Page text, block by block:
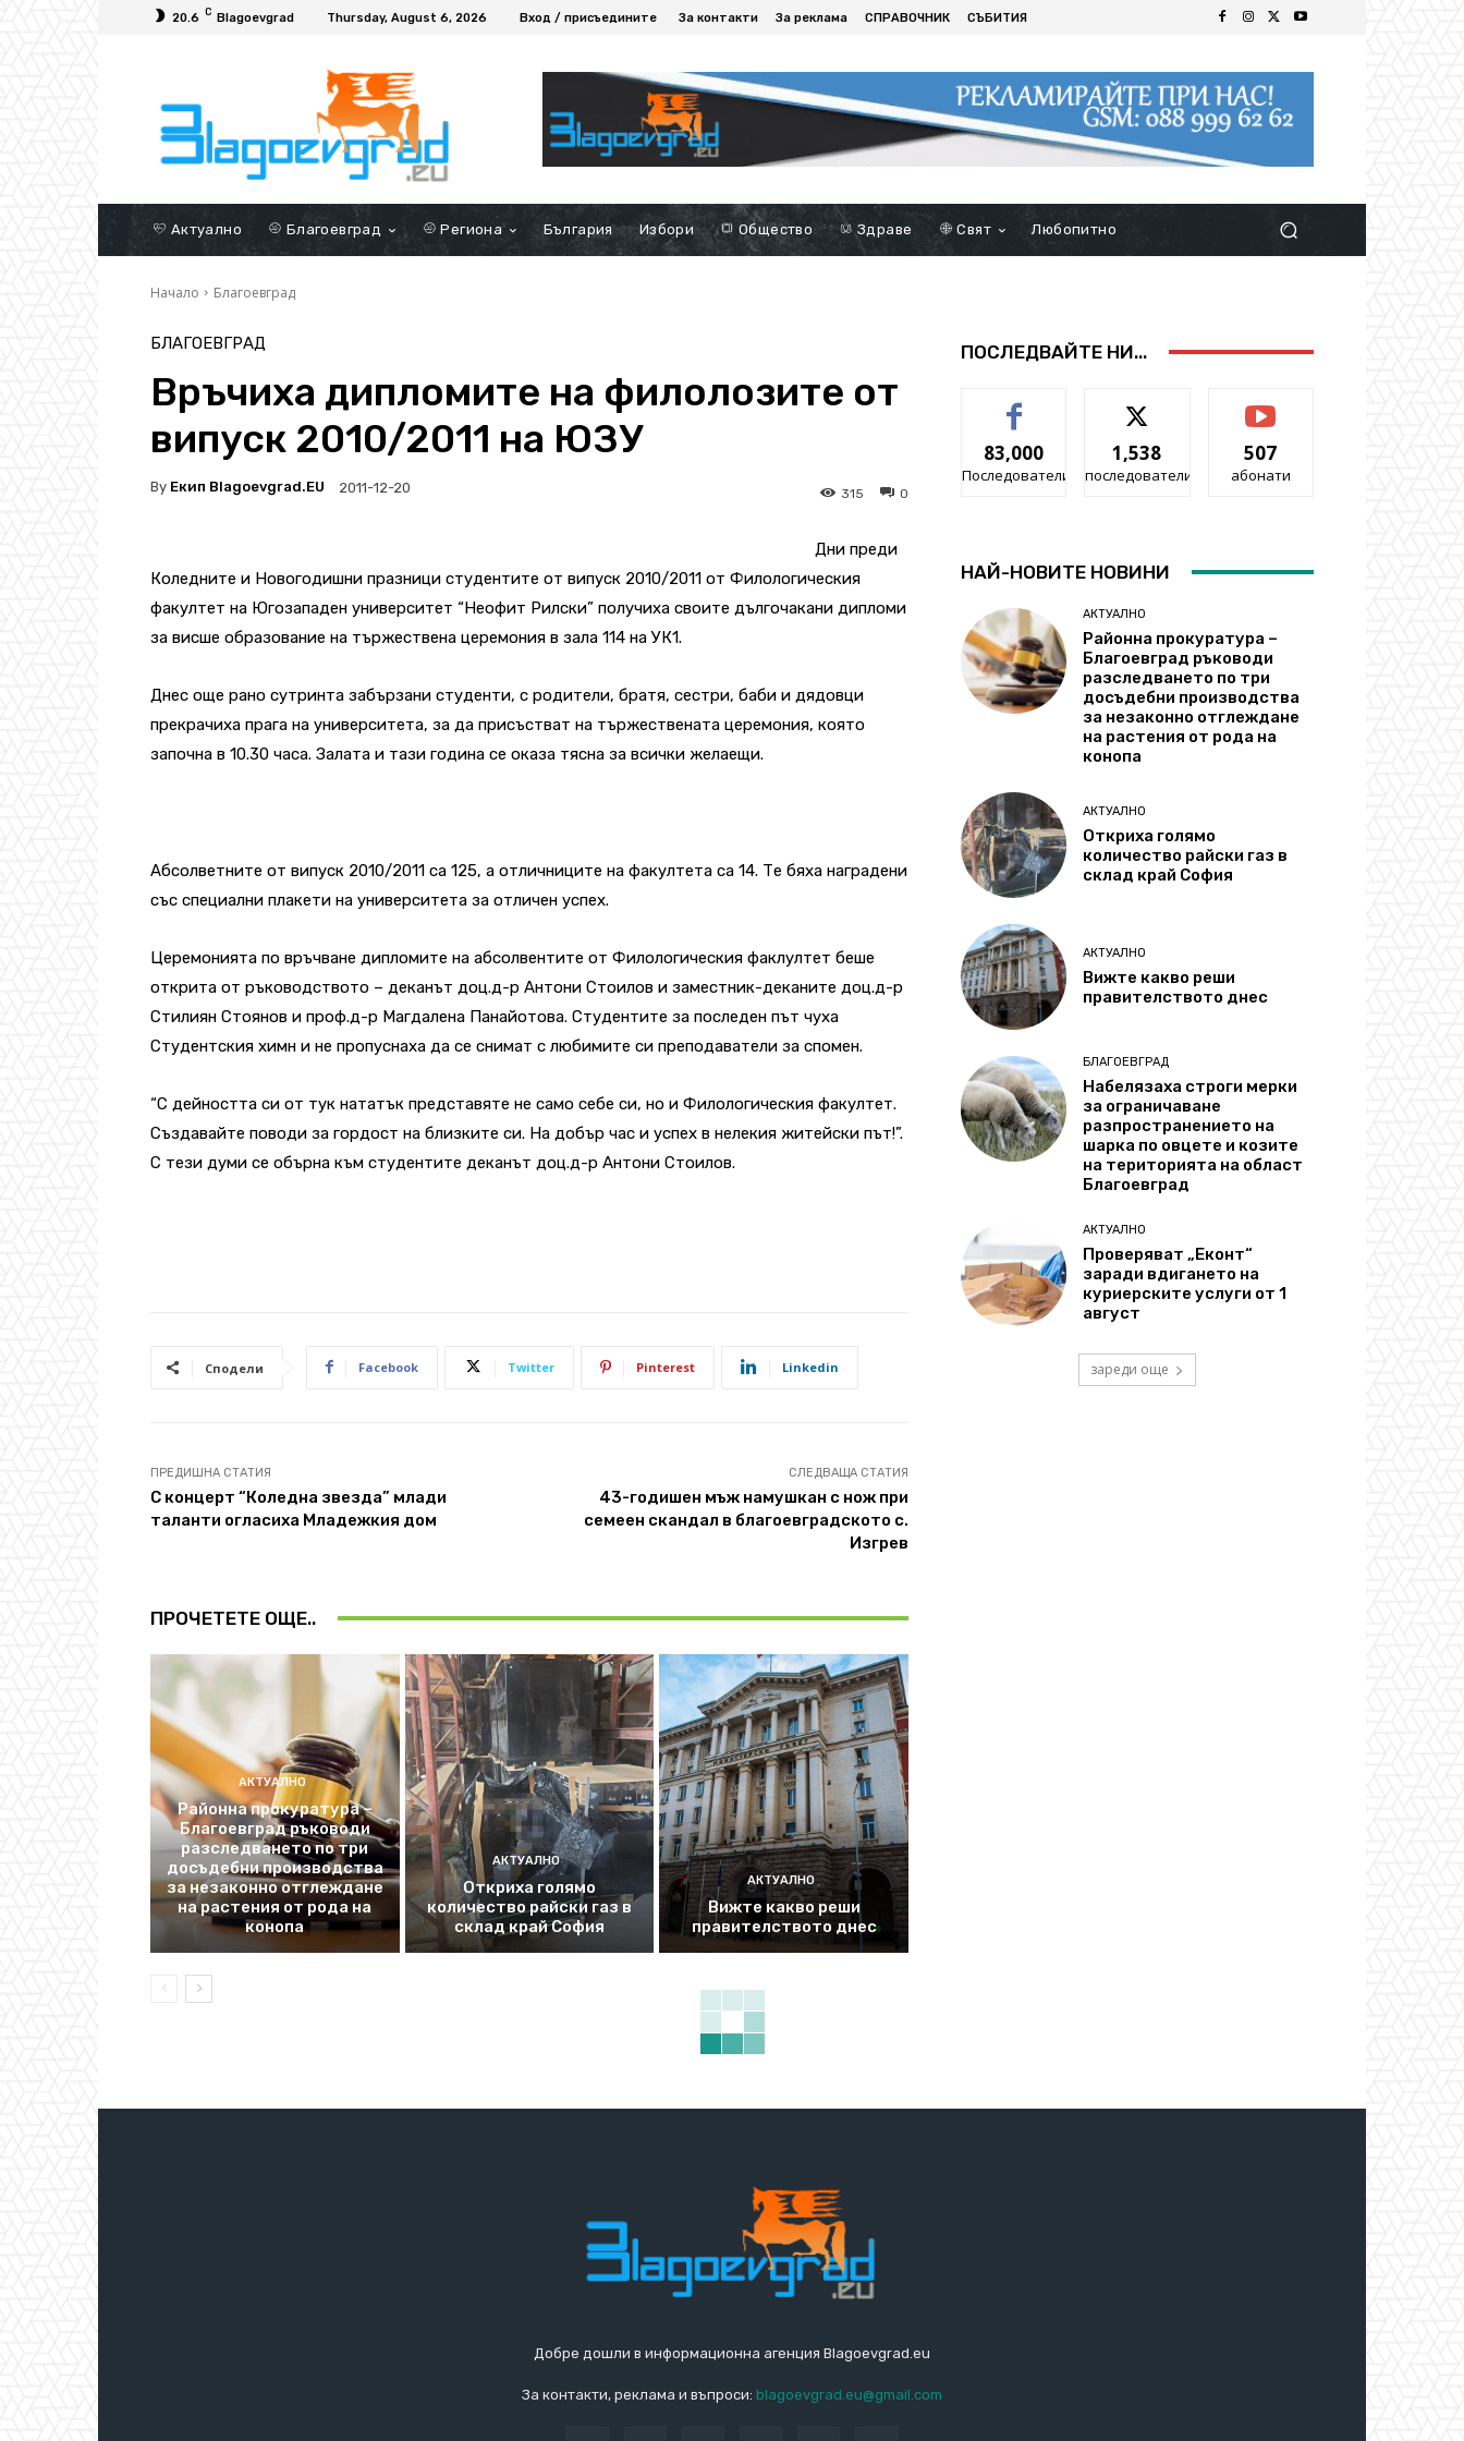
20.6 C Blagoevgrad Thursday, August 6, 2026 Вход / присъедините За контакти За реклама СПРАВОЧНИК СЪБИТИЯ
Актуално Благоевград Региона България Избори Общество Здраве Свят Любопитно
Начало Благоевград
БЛАГОЕВГРАД
Връчиха дипломите на филолозите от
випуск 2010/2011 на ЮЗУ
By Екип Blagoevgrad.EU 2011-12-20 0
315
Дни преди
Коледните и Новогодишни празници студентите от випуск 2010/2011 от Филологическия
факултет на Югозападен университет “Неофит Рилски” получиха своите дългочакани дипломи
за висше образование на тържествена церемония в зала 114 на УК1.
Днес още рано сутринта забързани студенти, с родители, братя, сестри, баби и дядовци
прекрачиха прага на университета, за да присъстват на тържествената церемония, която
започна в 10.30 часа. Залата и тази година се оказа тясна за всички желаещи.
Абсолветните от випуск 2010/2011 са 125, а отличниците на факултета са 14. Те бяха наградени
със специални плакети на университета за отличен успех.
Церемонията по връчване дипломите на абсолвентите от Филологическия факлултет беше
открита от ръководството – деканът доц.д-р Антони Стоилов и заместник-деканите доц.д-р
Стилиян Стоянов и проф.д-р Магдалена Панайотова. Студентите за последен път чуха
Студентския химн и не пропуснаха да се снимат с любимите си преподаватели за спомен.
“С дейността си от тук нататък представяте не само себе си, но и Филологическия факултет.
Създавайте поводи за гордост на близките си. На добър час и успех в нелекия житейски път!”.
С тези думи се обърна към студентите деканът доц.д-р Антони Стоилов.
Сподели Facebook Twitter Pinterest Linkedin
ПРЕДИШНА СТАТИЯ
С концерт “Коледна звезда” млади
таланти огласиха Младежкия дом
СЛЕДВАЩА СТАТИЯ
43-годишен мъж намушкан с нож при
семеен скандал в благоевградското с.
Изгрев
ПРОЧЕТЕТЕ ОЩЕ..
АКТУАЛНО
Районна прокуратура –
Благоевград ръководи
разследването по три
досъдебни производства
за незаконно отглеждане
на растения от рода на
конопа
АКТУАЛНО
Откриха голямо
количество райски газ в
склад край София
АКТУАЛНО
Вижте какво реши
правителството днес
ПОСЛЕДВАЙТЕ НИ...
83,000
Последователи
1,538
последователи
507
абонати
НАЙ-НОВИТЕ НОВИНИ
АКТУАЛНО
Районна прокуратура –
Благоевград ръководи
разследването по три
досъдебни производства
за незаконно отглеждане
на растения от рода на
конопа
АКТУАЛНО
Откриха голямо
количество райски газ в
склад край София
АКТУАЛНО
Вижте какво реши
правителството днес
БЛАГОЕВГРАД
Набелязаха строги мерки
за ограничаване
разпространението на
шарка по овцете и козите
на територията на област
Благоевград
АКТУАЛНО
Проверяват „Еконт“
заради вдигането на
куриерските услуги от 1
август
зареди още
Добре дошли в информационна агенция Blagoevgrad.eu
За контакти, реклама и въпроси: blagoevgrad.eu@gmail.com